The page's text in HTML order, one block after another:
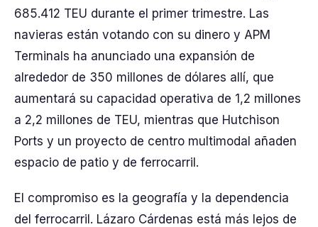
685.412 TEU durante el primer trimestre. Las
navieras están votando con su dinero y APM
Terminals ha anunciado una expansión de
alrededor de 350 millones de dólares allí, que
aumentará su capacidad operativa de 1,2 millones
a 2,2 millones de TEU, mientras que Hutchison
Ports y un proyecto de centro multimodal añaden
espacio de patio y de ferrocarril.
El compromiso es la geografía y la dependencia
del ferrocarril. Lázaro Cárdenas está más lejos de